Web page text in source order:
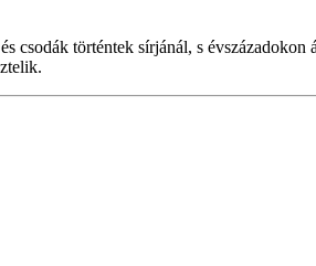
történtek sírjánál, s